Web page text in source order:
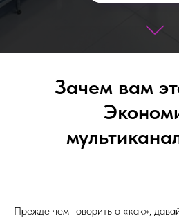
Зачем вам
Прежде чем говорить о «как»,